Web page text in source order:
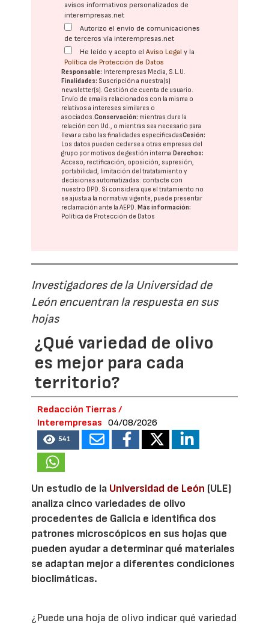
avisos informativos personalizados de
interempresas.net
Autorizo el envío de comunicaciones
de terceros vía interempresas.net
He leído y acepto elAviso Legal y la
Política de Protección de Datos
Responsable: Interempresas Media, S.L.U.
Finalidades: Suscripción a nuestra(s)
newsletter(s). Gestión de cuenta de usuario.
Envío de emails relacionados con la misma o
relativos a intereses similares o
asociados.Conservación: mientras dure la
relación con Ud., o mientras sea necesario para
llevar a cabo las finalidades especificadasCesión:
Los datos pueden cederse a otras empresas del
grupo por motivos de gestión interna. Derechos:
Acceso, rectificación, oposición, supresión,
portabilidad, limitación del tratatamiento y
decisiones automatizadas: contacte con
nuestro DPD. Si considera que el tratamiento no
se ajusta a la normativa vigente, puede presentar
reclamación ante laAEPD. Más información:
Política de Protección de Datos
Investigadores de la Universidad de
León encuentran la respuesta en sus
hojas
¿Qué variedad de olivo
es mejor para cada
territorio?
Redacción Tierras /
Interempresas
04/08/2026
541
Un estudio de la Universidad de León (ULE)
analiza cinco variedades de olivo
procedentes de Galicia e identifica dos
patrones microscópicos en sus hojas que
pueden ayudar a determinar qué materiales
se adaptan mejor a diferentes condiciones
bioclimáticas.
¿Puede una hoja de olivo indicar qué variedad